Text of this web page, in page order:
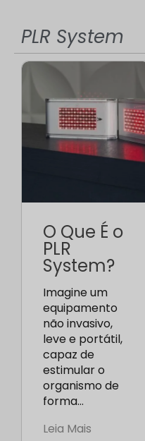
PLR System
O Que É o
PLR
System?
Imagine um
equipamento
não invasivo,
leve e portátil,
capaz de
estimular o
organismo de
forma…
Leia Mais